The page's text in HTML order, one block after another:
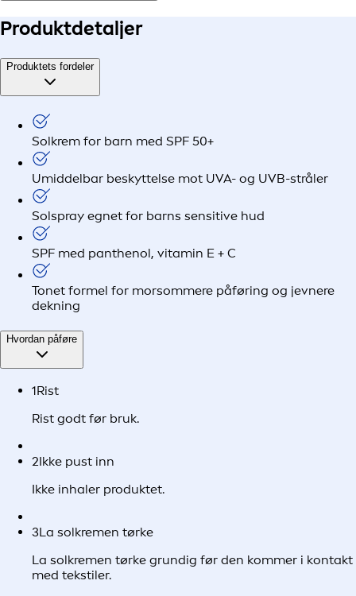
Produktdetaljer
Produktets fordeler
Solkrem for barn med SPF 50+
Umiddelbar beskyttelse mot UVA- og UVB-stråler
Solspray egnet for barns sensitive hud
SPF med panthenol, vitamin E + C
Tonet formel for morsommere påføring og jevnere
dekning
Hvordan påføre
1Rist
Rist godt før bruk.
2Ikke pust inn
Ikke inhaler produktet.
3La solkremen tørke
La solkremen tørke grundig før den kommer i kontakt
med tekstiler.